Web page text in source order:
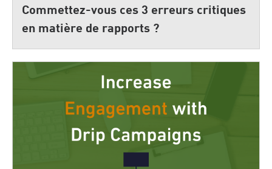
Commettez-vous ces 3 erreurs critiques
en matière de rapports ?